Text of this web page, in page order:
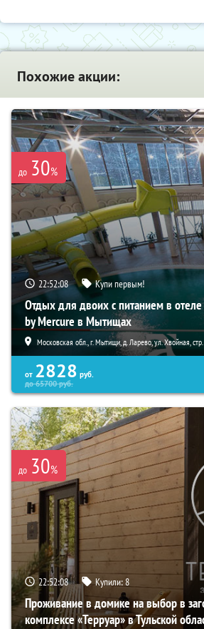
Похожие акции:
до 30%
22:52:06 Купи первым!
Отдых для двоих с питанием в
by Mercure в Мытищах
Московская обл., г. Мытищи, д. Ларево, ул. Хвойная,
от 2828 руб.
до65700руб.
до 30%
22:52:06 Купили:8
Проживание в домике на выбор в
комплексе «Терруар» в Тульской